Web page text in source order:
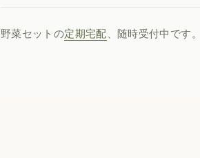
野菜セットの定期宅配 、随時受付中です。